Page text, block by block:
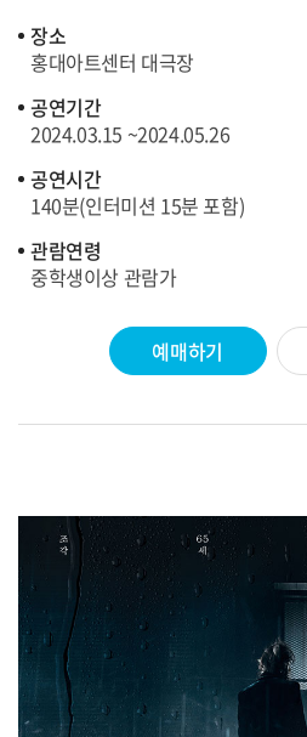
장소
홍대아트센터 대극장
공연기간
2024.03.15 ~2024.05.26
공연시간
140분(인터미션 15분 포함)
관람연령
중학생이상 관람가
예매하기